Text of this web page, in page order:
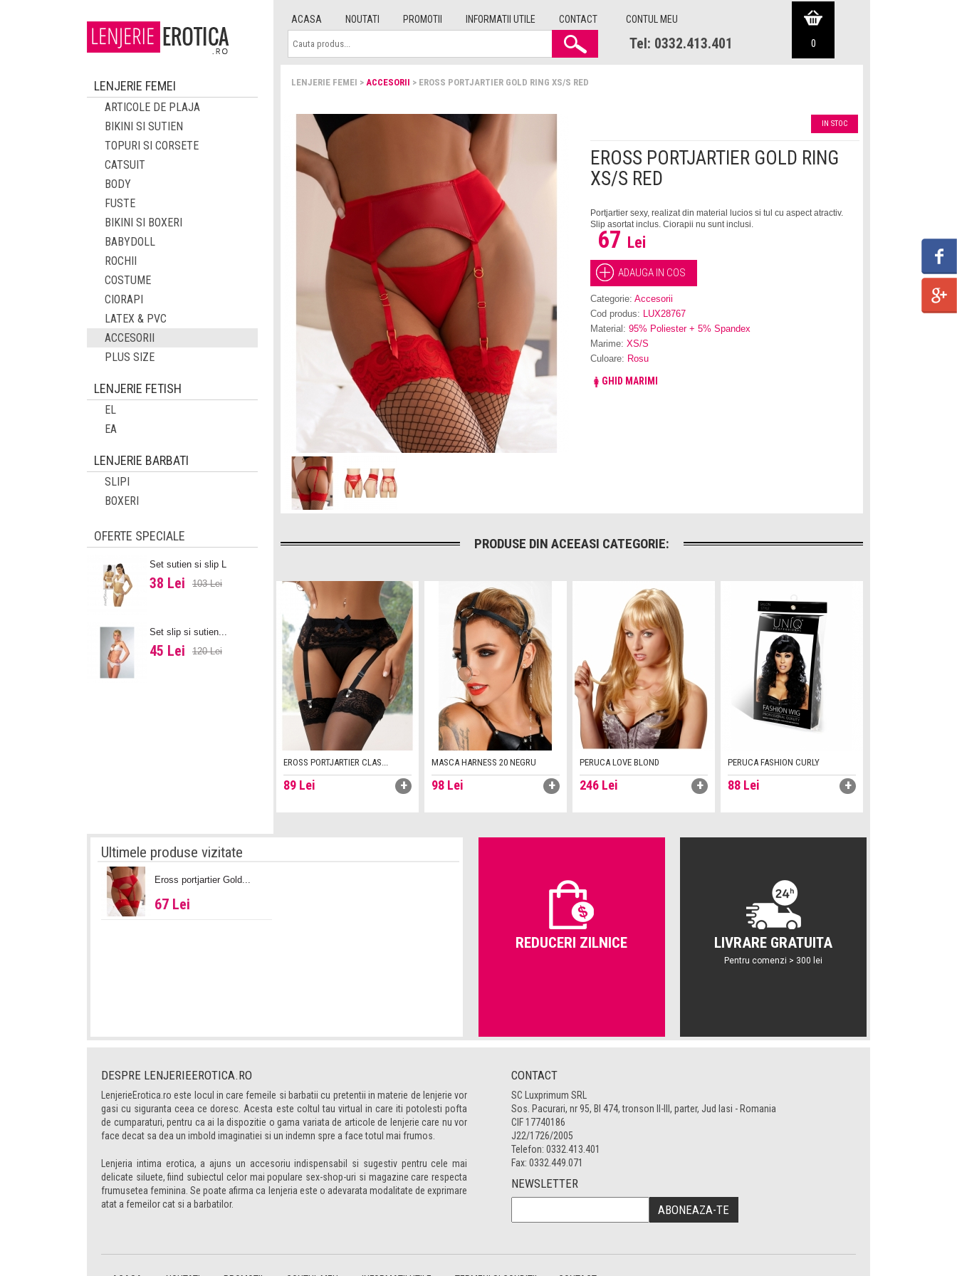
0
ACASA NOUTATI PROMOTII INFORMATII UTILE CONTACT CONTUL MEU
Tel: 0332.413.401
LENJERIE FEMEI > ACCESORII > EROSS PORTJARTIER GOLD RING XS/S RED
IN STOC
EROSS PORTJARTIER GOLD RING
XS/S RED
Portjartier sexy, realizat din material lucios si tul cu aspect atractiv.
Slip asortat inclus. Ciorapii nu sunt inclusi.
67 Lei
Categorie: Accesorii
Cod produs: LUX28767
Material: 95% Poliester + 5% Spandex
Marime: XS/S
Culoare: Rosu
GHID MARIMI
PRODUSE DIN ACEEASI CATEGORIE:
EROSS PORTJARTIER CLAS...
89 Lei
MASCA HARNESS 20 NEGRU
98 Lei
PERUCA LOVE BLOND
246 Lei
PERUCA FASHION CURLY
88 Lei
LENJERIE FEMEI
ARTICOLE DE PLAJA
BIKINI SI SUTIEN
TOPURI SI CORSETE
CATSUIT
BODY
FUSTE
BIKINI SI BOXERI
BABYDOLL
ROCHII
COSTUME
CIORAPI
LATEX & PVC
ACCESORII
PLUS SIZE
LENJERIE FETISH
EL
EA
LENJERIE BARBATI
SLIPI
BOXERI
OFERTE SPECIALE
Set sutien si slip L
38 Lei 103 Lei
Set slip si sutien...
45 Lei 120 Lei
Ultimele produse vizitate
Eross portjartier Gold...
67 Lei
REDUCERI ZILNICE LIVRARE GRATUITA
Pentru comenzi > 300 lei
DESPRE LENJERIEEROTICA.RO
LenjerieErotica.ro este locul in care femeile si barbatii cu pretentii in materie de lenjerie vor
gasi cu siguranta ceea ce doresc. Acesta este coltul tau virtual in care iti potolesti pofta
de cumparaturi, pentru ca ai la dispozitie o gama variata de articole de lenjerie care nu vor
face decat sa dea un imbold imaginatiei si un indemn spre a face totul mai frumos.
Lenjeria intima erotica, a ajuns un accesoriu indispensabil si sugestiv pentru cele mai
delicate siluete, fiind subiectul celor mai populare sex-shop-uri si magazine care respecta
frumusetea feminina. Se poate afirma ca lenjeria este o adevarata modalitate de exprimare
atat a femeilor cat si a barbatilor.
CONTACT
SC Luxprimum SRL
Sos. Pacurari, nr 95, Bl 474, tronson II-III, parter, Jud Iasi - Romania
CIF 17740186
J22/1726/2005
Telefon: 0332.413.401
Fax: 0332.449.071
NEWSLETTER